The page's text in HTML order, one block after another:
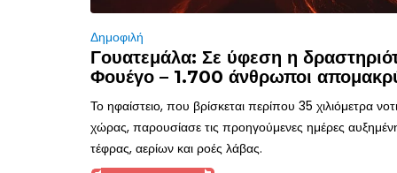
Δημοφιλή
Γουατεμάλα: Σε ύφεση η
Φουέγο – 1.700 άνθρωποι
Το ηφαίστειο, που βρίσκεται περίπου 35 χιλιόμετρα
χώρας, παρουσίασε τις προηγούμενες ημέρες
τέφρας, αερίων και ροές λάβας.